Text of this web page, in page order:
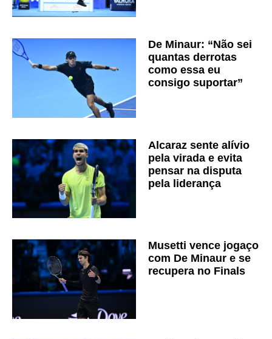
De Minaur: “Não sei
quantas derrotas
como essa eu
consigo suportar”
Alcaraz sente alívio
pela virada e evita
pensar na disputa
pela liderança
Musetti vence jogaço
com De Minaur e se
recupera no Finals